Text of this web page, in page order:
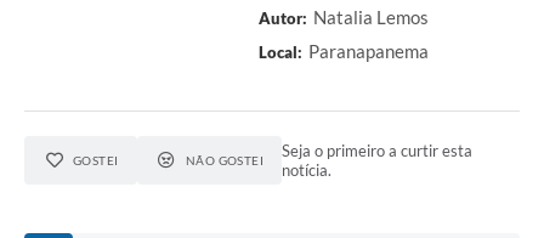
Autor: Natalia Lemos
Local: Paranapanema
GOSTEI NÃO GOSTEI
Seja o primeiro a curtir esta
notícia.